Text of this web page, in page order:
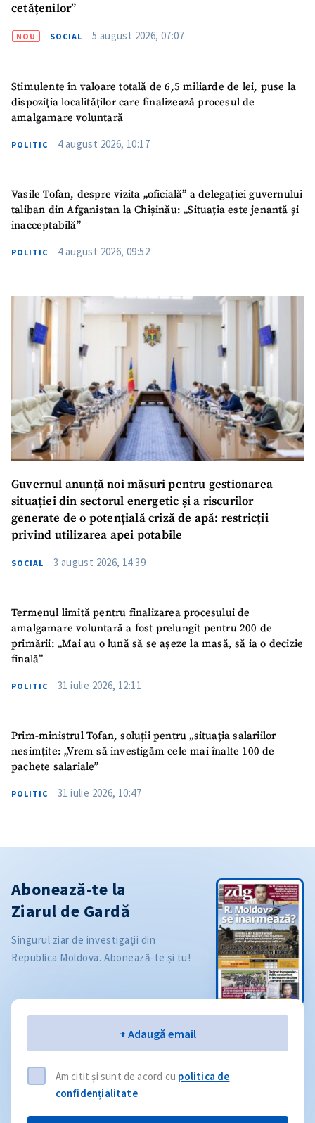
cetățenilor”
NOU SOCIAL 5 august 2026, 07:07
Stimulente în valoare totală de 6,5 miliarde de lei, puse la
dispoziția localităților care finalizează procesul de
amalgamare voluntară
POLITIC 4 august 2026, 10:17
Vasile Tofan, despre vizita „oficială” a delegației guvernului
taliban din Afganistan la Chișinău: „Situația este jenantă și
inacceptabilă”
POLITIC 4 august 2026, 09:52
Guvernul anunță noi măsuri pentru gestionarea
situației din sectorul energetic și a riscurilor
generate de o potențială criză de apă: restricții
privind utilizarea apei potabile
SOCIAL 3 august 2026, 14:39
Termenul limită pentru finalizarea procesului de
amalgamare voluntară a fost prelungit pentru 200 de
primării: „Mai au o lună să se așeze la masă, să ia o decizie
finală”
POLITIC 31 iulie 2026, 12:11
Prim-ministrul Tofan, soluții pentru „situația salariilor
nesimțite: „Vrem să investigăm cele mai înalte 100 de
pachete salariale”
POLITIC 31 iulie 2026, 10:47
Abonează-te la
Ziarul de Gardă
Singurul ziar de investigații din
Republica Moldova. Abonează-te și tu!
+ Adaugă email
Am citit și sunt de acord cu politica de
confidențialitate.